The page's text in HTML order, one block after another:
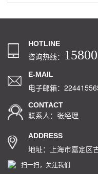
HOTLINE
咨询热线：
E-MAIL
电子邮箱：
CONTACT
联系人：张经理
ADDRESS
地址：上海市嘉定区